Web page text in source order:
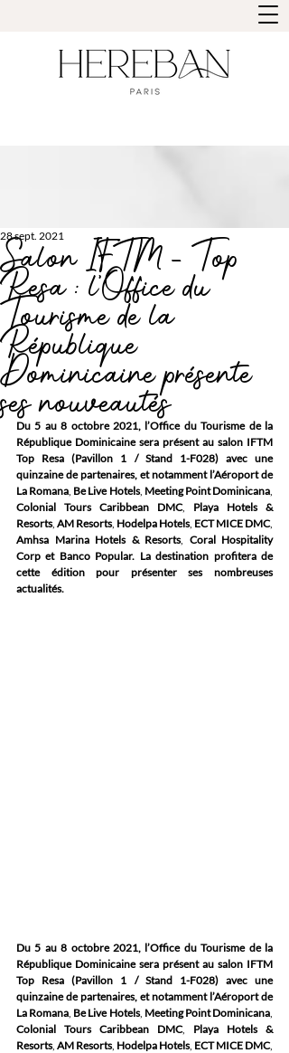
Salon IFTM - Top
Resa : l’Office du
Tourisme de la
République
Dominicaine présente
ses nouveautés
28 sept. 2021
Du 5 au 8 octobre 2021, l’Office du Tourisme de la
République Dominicaine sera présent au salon IFTM
Top Resa (Pavillon 1 / Stand 1-F028) avec une
quinzaine de partenaires, et notamment l’Aéroport de
La Romana, Be Live Hotels, Meeting Point Dominicana
Colonial Tours Caribbean DMC, Playa Hotels &
Resorts, AM Resorts, Hodelpa Hotels, ECT MICE DMC
Amhsa Marina Hotels & Resorts, Coral Hospitality
Corp et Banco Popular. La destination profitera de
cette édition pour présenter ses nombreuses
actualités.
Du 5 au 8 octobre 2021, l’Office du Tourisme de la
République Dominicaine sera présent au salon IFTM
Top Resa (Pavillon 1 / Stand 1-F028) avec une
quinzaine de partenaires, et notamment l’Aéroport de
La Romana Be Live Hotels, Meeting Point Dominicana
Colonial Tours Caribbean DMC, Playa Hotels &
Resorts, AM Resorts, Hodelpa Hotels, ECT MICE DMC